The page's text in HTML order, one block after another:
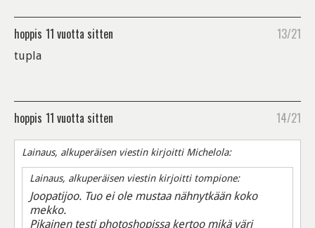
hoppis 11 vuotta sitten 13/21
tupla
hoppis 11 vuotta sitten 14/21
Lainaus, alkuperäisen viestin kirjoitti Michelola:
Lainaus, alkuperäisen viestin kirjoitti tompione:
Joopatijoo. Tuo ei ole mustaa nähnytkään koko
mekko.
Pikainen testi photoshopissa kertoo mikä väri